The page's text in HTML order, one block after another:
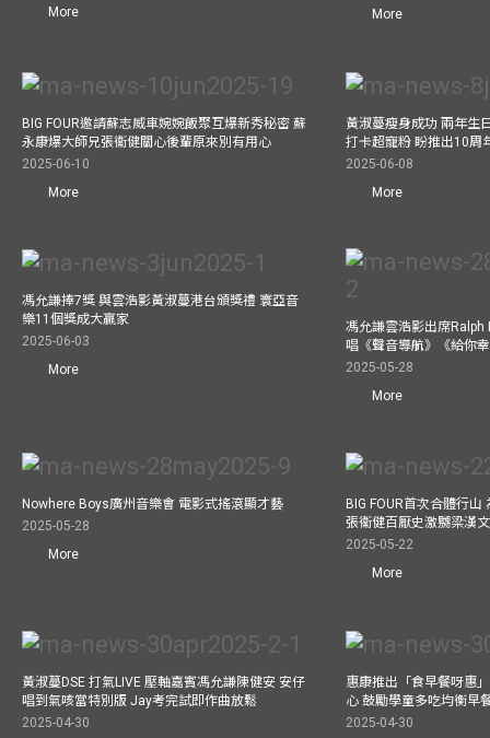
More
More
BIG FOUR邀請蘇志威車婉婉飯聚互爆新秀秘密 蘇
永康爆大師兄張衞健關心後輩原來別有用心
2025-06-10
More
黃淑蔓瘦身成功 兩年生
打卡超寵粉 盼推出10周
2025-06-08
More
馮允謙捧7獎 與雲浩影黃淑蔓港台頒獎禮 寰亞音
樂11個獎成大贏家
2025-06-03
More
馮允謙雲浩影出席
唱《聲音導航》《給你
2025-05-28
More
Nowhere Boys廣州音樂會 電影式搖滾顯才藝
2025-05-28
More
BIG FOUR首次合體行
張衞健百厭史激嬲梁漢
2025-05-22
More
黃淑蔓DSE 打氣LIVE 壓軸嘉賓馮允謙陳健安 安仔
唱到氣咳當特別版 Jay考完試即作曲放鬆
2025-04-30
惠康推出「食早餐呀惠
心 鼓勵學童多吃均衡早
2025-04-30